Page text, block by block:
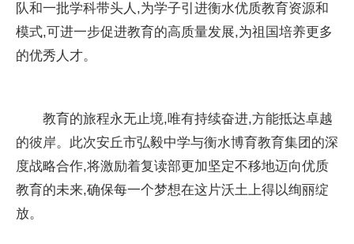
队和一批学科带头人,为学子引进衡水优质教育资源和
模式,可进一步促进教育的高质量发展,为祖国培养更多
的优秀人才。
教育的旅程永无止境,唯有持续奋进,方能抵达卓越
的彼岸。此次安丘市弘毅中学与衡水博育教育集团的深
度战略合作,将激励着复读部更加坚定不移地迈向优质
教育的未来,确保每一个梦想在这片沃土上得以绚丽绽
放。